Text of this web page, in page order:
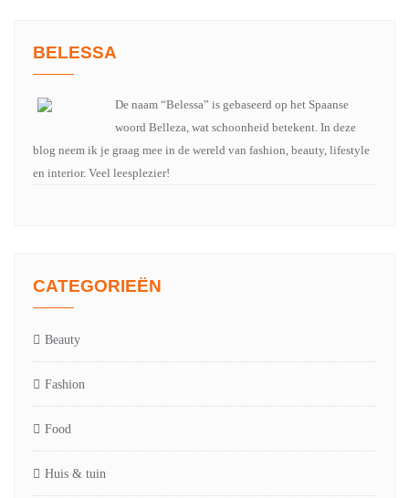
BELESSA
De naam “Belessa” is gebaseerd op het Spaanse
woord Belleza, wat schoonheid betekent. In deze
blog neem ik je graag mee in de wereld van fashion, beauty, lifestyle
en interior. Veel leesplezier!
CATEGORIEËN
Beauty
Fashion
Food
Huis & tuin